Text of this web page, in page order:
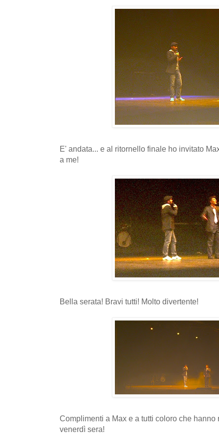
E' andata... e al ritornello finale ho invitato
a me!
Bella serata! Bravi tutti! Molto divertente!
Complimenti a Max e a tutti coloro che
venerdì sera!